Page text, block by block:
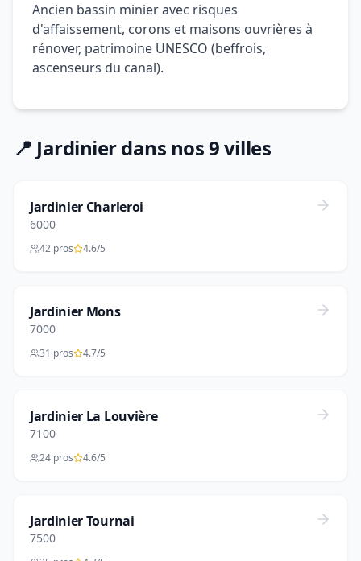
Ancien bassin minier avec risques
d'affaissement, corons et maisons ouvrières à
rénover, patrimoine UNESCO (beffrois,
ascenseurs du canal).
📍 Jardinier dans nos 9 villes
Jardinier Charleroi
6000
42 pros 4.6/5
Jardinier Mons
7000
31 pros 4.7/5
Jardinier La Louvière
7100
24 pros 4.6/5
Jardinier Tournai
7500